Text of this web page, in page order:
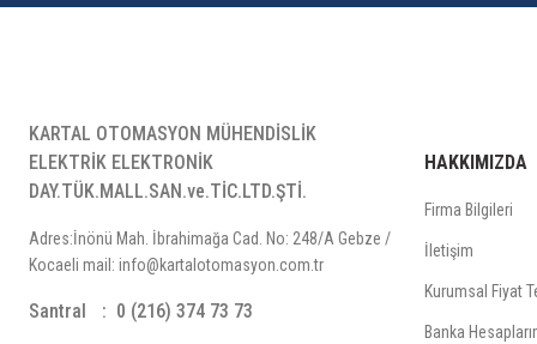
KARTAL OTOMASYON MÜHENDİSLİK
ELEKTRİK ELEKTRONİK
DAY.TÜK.MALL.SAN.ve.TİC.LTD.ŞTİ.
Adres:İnönü Mah. İbrahimağa Cad. No: 248/A Gebze /
Kocaeli mail: info@kartalotomasyon.com.tr
Santral
0 (216) 374 73 73
HAKKIMIZDA
Firma Bilgileri
İletişim
Kurumsal Fiyat
Banka